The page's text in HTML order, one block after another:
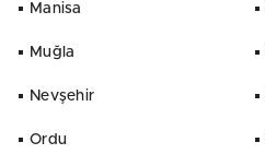
Manisa
Muğla
Nevşehir
Ordu